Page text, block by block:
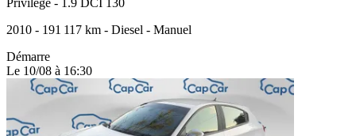
Privilege - 1.9 DCI 130
2010 - 191 117 km - Diesel - Manuel
Démarre
Le 10/08 à 16:30